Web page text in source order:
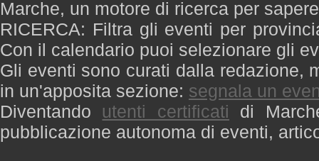
Marche, un motore di ricerca per
RICERCA: Filtra gli eventi per
Con il calendario puoi selezionare gli
Gli eventi sono curati dalla redazione,
in un'apposita sezione: segnala un
Diventando utenti certificati di
pubblicazione autonoma di eventi,